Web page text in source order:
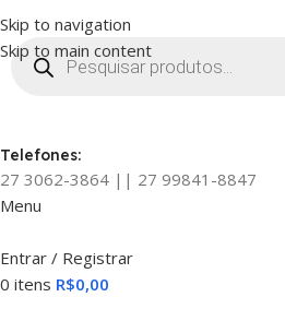
Skip to navigation
Skip to main content
Telefones:
27 3062-3864 || 27 99841-8847
Menu
Entrar / Registrar
0 itens R$0,00